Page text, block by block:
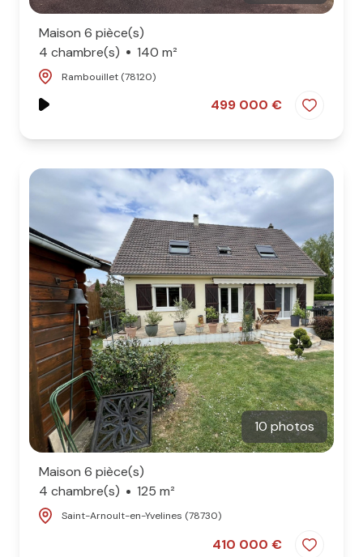
Maison 6 pièce(s)
4 chambre(s)
140 m²
Rambouillet (78120)
499 000 €
10 photos
Maison 6 pièce(s)
4 chambre(s)
125 m²
Saint-Arnoult-en-Yvelines (78730)
410 000 €